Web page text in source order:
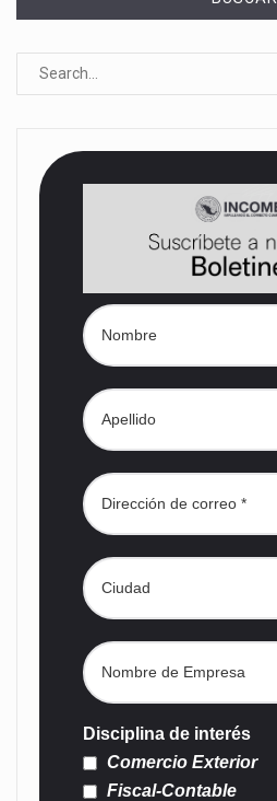
Disciplina de interés
Comercio Exterior
Fiscal-Contable